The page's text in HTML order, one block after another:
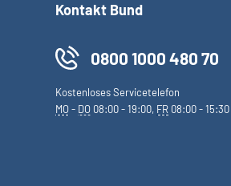
Kontakt Bund
0800 1000 480 70
Kostenloses Servicetelefon
MO- DO 08:00 - 19:00, FR 08:00 - 15:30